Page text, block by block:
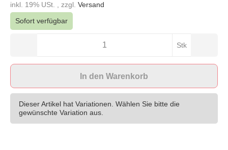
inkl. 19% USt. , zzgl. Versand
Sofort verfügbar
Stk
In den Warenkorb
Dieser Artikel hat Variationen. Wählen Sie bitte die
gewünschte Variation aus.